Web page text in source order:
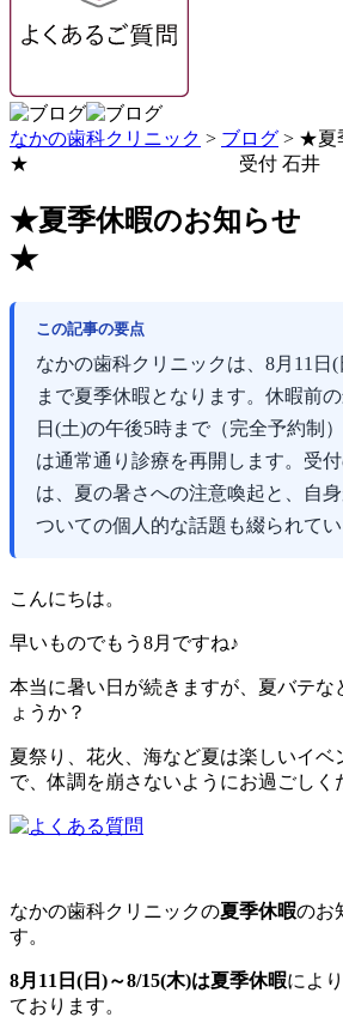
なかの歯科クリニック > ブログ > ★夏
★ 受付 石井
★夏季休暇のお知らせ
★ 受付
この記事の要点
なかの歯科クリニックは、8月11日
まで夏季休暇となります。休暇前
日(土)の午後5時まで（完全予約制
は通常通り診療を再開します。受
は、夏の暑さへの注意喚起と、自
ついての個人的な話題も綴られてい
こんにちは。
早いものでもう8月ですね♪
本当に暑い日が続きますが、夏バテな
ょうか？
夏祭り、花火、海など夏は楽しいイベ
で、体調を崩さないようにお過ごしく
なかの歯科クリニックの夏季休暇のお
す。
8月11日(日)～8/15(木)は夏季休暇によ
ております。